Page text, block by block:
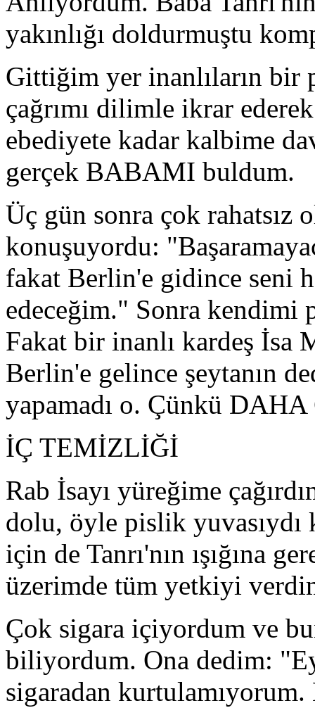
yakınlığı doldurmuştu
Gittiğim yer inanlıların bir
çağrımı dilimle ikrar
ebediyete kadar kalbime
gerçek BABAMI buldum.
Üç gün sonra çok rahatsız
konuşuyordu:
fakat Berlin'e gidince seni
edeceğim." Sonra kendimi
Fakat bir inanlı kardeş İsa
Berlin'e gelince şeytanın
yapamadı o. Çünkü
İÇ TEMİZLİĞİ
Rab İsayı yüreğime
dolu, öyle pislik
için de Tanrı'nın ışığına
üzerimde tüm yetkiyi
Çok sigara içiyordum ve
biliyordum. Ona dedim:
sigaradan kurtulamıyorum.